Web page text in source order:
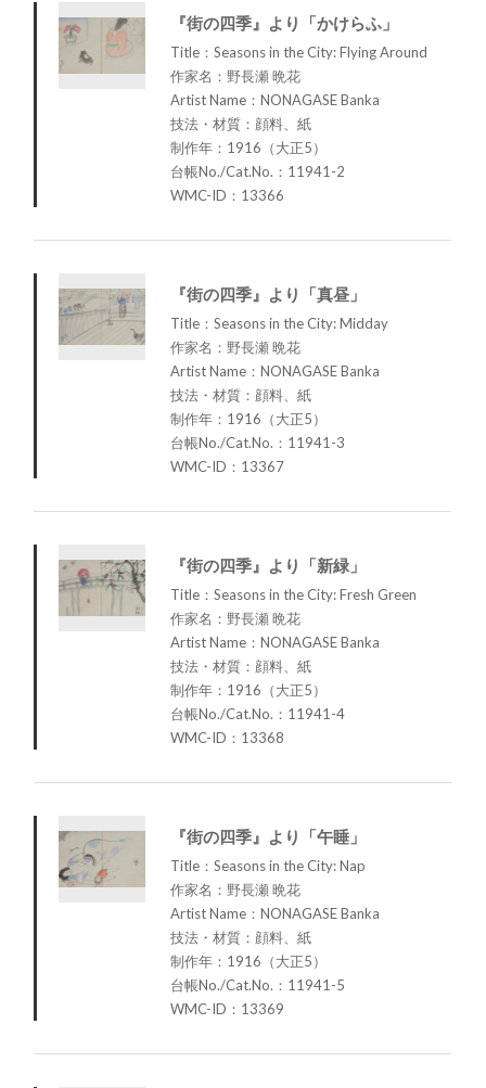
『街の四季』より「かけらふ」
Title：Seasons in the City: Flying Around
作家名：野長瀬 晩花
Artist Name：NONAGASE Banka
技法・材質：顔料、紙
制作年：1916（大正5）
台帳No./Cat.No.：11941-2
WMC-ID：13366
『街の四季』より「真昼」
Title：Seasons in the City: Midday
作家名：野長瀬 晩花
Artist Name：NONAGASE Banka
技法・材質：顔料、紙
制作年：1916（大正5）
台帳No./Cat.No.：11941-3
WMC-ID：13367
『街の四季』より「新緑」
Title：Seasons in the City: Fresh Green
作家名：野長瀬 晩花
Artist Name：NONAGASE Banka
技法・材質：顔料、紙
制作年：1916（大正5）
台帳No./Cat.No.：11941-4
WMC-ID：13368
『街の四季』より「午睡」
Title：Seasons in the City: Nap
作家名：野長瀬 晩花
Artist Name：NONAGASE Banka
技法・材質：顔料、紙
制作年：1916（大正5）
台帳No./Cat.No.：11941-5
WMC-ID：13369